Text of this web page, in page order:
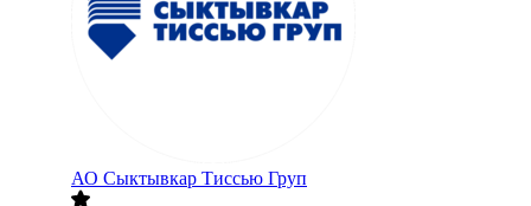
АО Сыктывкар Тиссью Груп